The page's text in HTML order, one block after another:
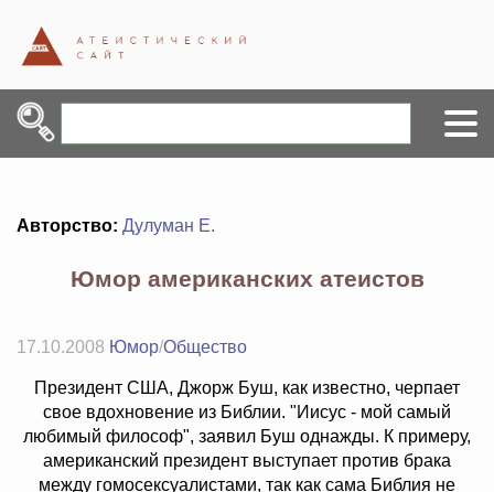
Авторство: Дулуман Е.
Юмор американских атеистов
17.10.2008 Юмор/Общество
Президент США, Джорж Буш, как известно, черпает
свое вдохновение из Библии. "Иисус - мой самый
любимый философ", заявил Буш однажды. К примеру,
американский президент выступает против брака
между гомосексуалистами, так как сама Библия не